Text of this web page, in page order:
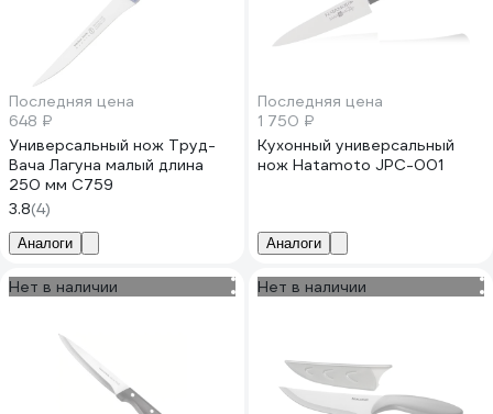
Последняя цена
648 ₽
Универсальный нож Труд-
Вача Лагуна малый длина
250 мм С759
3.8(4)
Аналоги
Последняя цена
1 750 ₽
Кухонный универсальный
нож Hatamoto JPC-001
Аналоги
Нет в наличии Нет в наличии